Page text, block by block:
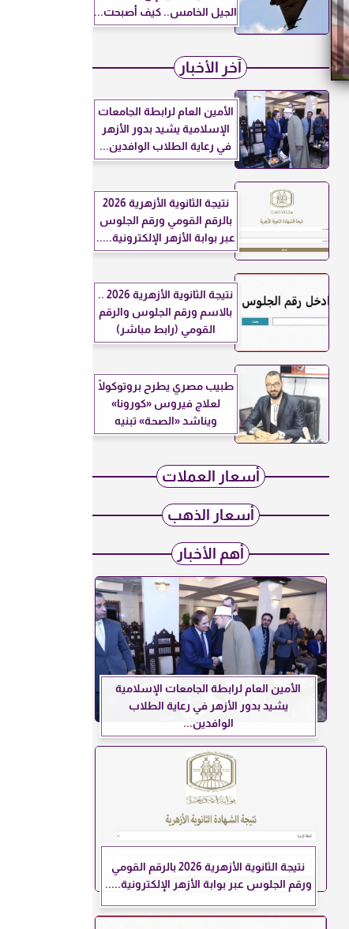
الجيل الخامس.. كيف أصبحت...
آخر الأخبار
الأمين العام لرابطة الجامعات
الإسلامية يشيد بدور الأزهر
في رعاية الطلاب الوافدين...
نتيجة الثانوية الأزهرية 2026
بالرقم القومي ورقم الجلوس
عبر بوابة الأزهر الإلكترونية.....
نتيجة الثانوية الأزهرية 2026 ..
بالاسم ورقم الجلوس والرقم
القومي (رابط مباشر)
طبيب مصري يطرح بروتوكولًا
لعلاج فيروس «كورونا»
ويناشد «الصحة» تبنيه
أسعار العملات
أسعار الذهب
أهم الأخبار
الأمين العام لرابطة الجامعات الإسلامية
يشيد بدور الأزهر في رعاية الطلاب
الوافدين...
نتيجة الثانوية الأزهرية 2026 بالرقم القومي
ورقم الجلوس عبر بوابة الأزهر الإلكترونية.....